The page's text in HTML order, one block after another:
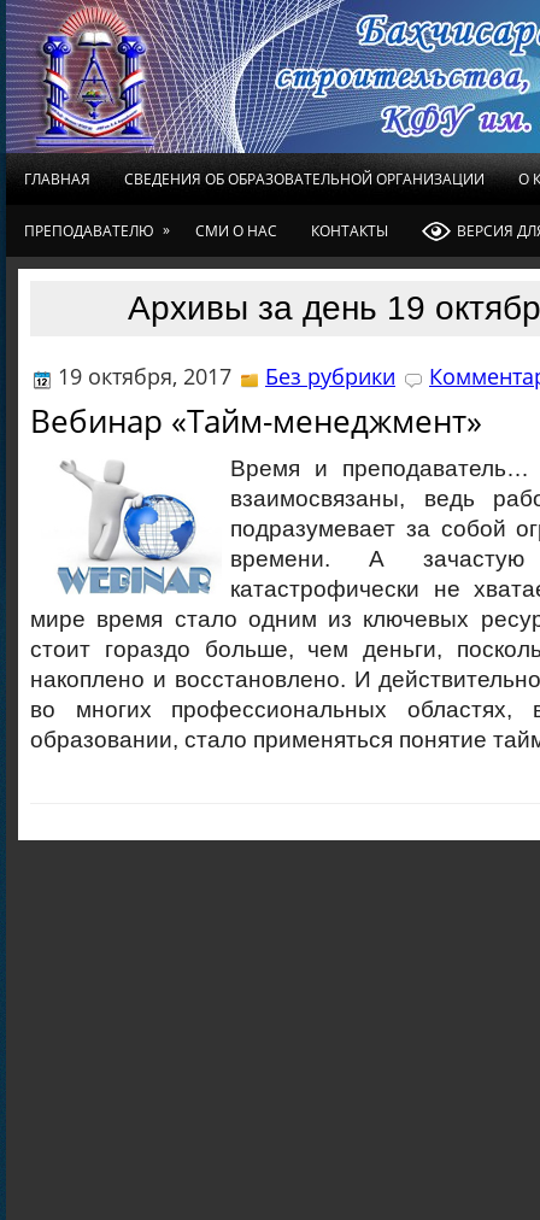
ГЛАВНАЯ СВЕДЕНИЯ ОБ ОБРАЗОВАТЕЛЬНОЙ ОРГАНИЗАЦИИ О
ПРЕПОДАВАТЕЛЮ » СМИ О НАС КОНТАКТЫ ВЕРСИЯ
Архивы за день 19
19 октября, 2017 Без рубрики
Вебинар «Тайм-менеджмент»
Время и
взаимосвязаны, ведь
подразумевает за собой
времени. А
катастрофически не
мире время стало одним из ключевых
стоит гораздо больше, чем деньги,
накоплено и восстановлено. И
во многих профессиональных
образовании, стало применяться понятие